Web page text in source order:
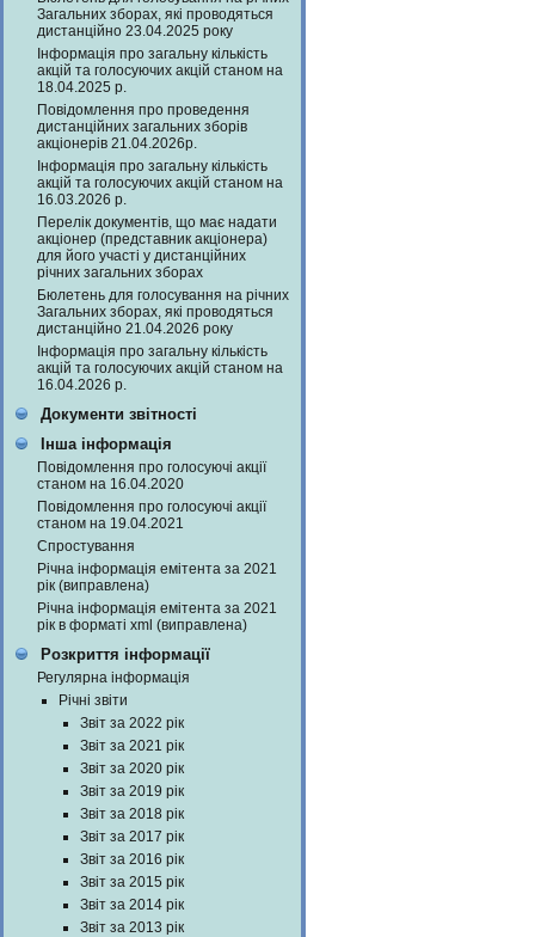
Загальних зборах, які проводяться
дистанційно 23.04.2025 року
Інформація про загальну кількість
акцій та голосуючих акцій станом на
18.04.2025 р.
Повідомлення про проведення
дистанційних загальних зборів
акціонерів 21.04.2026р.
Інформація про загальну кількість
акцій та голосуючих акцій станом на
16.03.2026 р.
Перелік документів, що має надати
акціонер (представник акціонера)
для його участі у дистанційних
річних загальних зборах
Бюлетень для голосування на річних
Загальних зборах, які проводяться
дистанційно 21.04.2026 року
Інформація про загальну кількість
акцій та голосуючих акцій станом на
16.04.2026 р.
Документи звітності
Інша інформація
Повідомлення про голосуючі акції
станом на 16.04.2020
Повідомлення про голосуючі акції
станом на 19.04.2021
Спростування
Річна інформація емітента за 2021
рік (виправлена)
Річна інформація емітента за 2021
рік в форматі xml (виправлена)
Розкриття інформації
Регулярна інформація
Річні звіти
Звіт за 2022 рік
Звіт за 2021 рік
Звіт за 2020 рік
Звіт за 2019 рік
Звіт за 2018 рік
Звіт за 2017 рік
Звіт за 2016 рік
Звіт за 2015 рік
Звіт за 2014 рік
Звіт за 2013 рік